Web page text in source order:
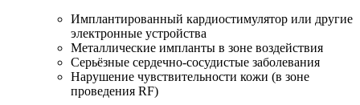
Имплантированный кардиостимулятор или другие
электронные устройства
Металлические импланты в зоне воздействия
Серьёзные сердечно-сосудистые заболевания
Нарушение чувствительности кожи (в зоне
проведения RF)